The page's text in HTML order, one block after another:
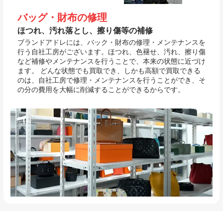
バッグ・財布の修理
ほつれ、汚れ落とし、擦り傷等の補修
ブランドアドレには、バック・財布の修理・メンテナンスを
行う自社工房がございます。ほつれ、色褪せ、汚れ、擦り傷
など補修やメンテナンスを行うことで、本来の状態に近づけ
ます。 どんな状態でも買取でき、しかも高額で買取できる
のは、自社工房で修理・メンテナンスを行うことができ、そ
の分の費用を大幅に削減することができるからです。